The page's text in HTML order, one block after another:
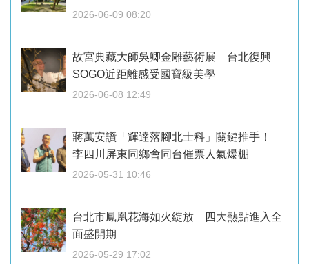
2026-06-09 08:20
故宮典藏大師吳卿金雕藝術展 台北復興
SOGO近距離感受國寶級美學
2026-06-08 12:49
蔣萬安讚「輝達落腳北士科」關鍵推手！
李四川屏東同鄉會同台催票人氣爆棚
2026-05-31 10:46
台北市鳳凰花海如火綻放 四大熱點進入全
面盛開期
2026-05-29 17:02